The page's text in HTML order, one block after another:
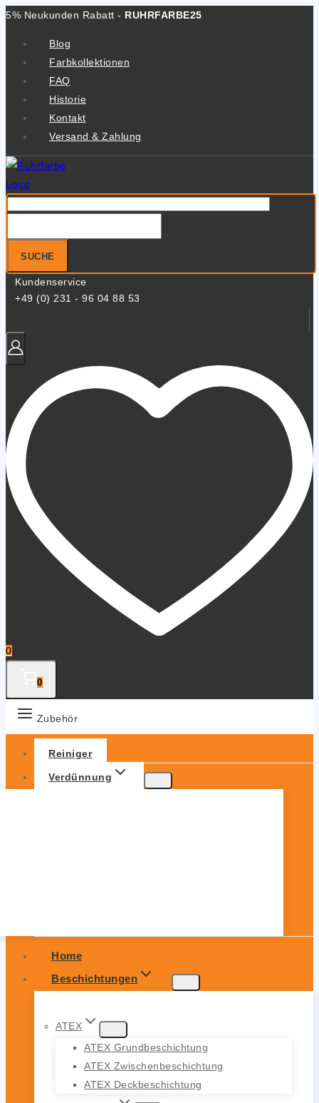
Zum
5% Neukunden Rabatt - RUHRFARBE25
Blog
Farbkollektionen
FAQ
Historie
Kontakt
Versand & Zahlung
nach:
SUCHE
Kundenservice
+49 (0) 231 - 96 04 88 53
0
0
Zubehör
Reiniger
Verdünnung
Home
Beschichtungen
ATEX
ATEX Grundbeschichtung
ATEX Zwischenbeschichtung
ATEX Deckbeschichtung